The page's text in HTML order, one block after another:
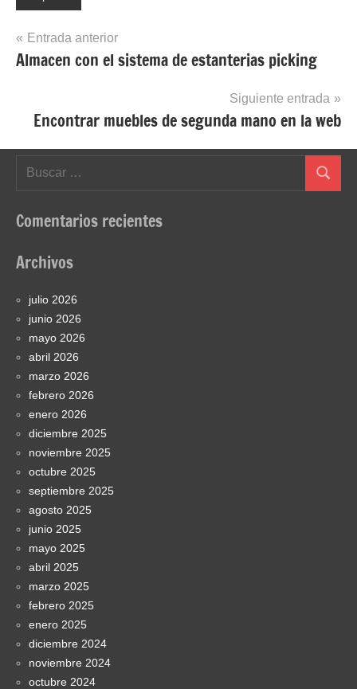
Navegación
de
Entrada anterior
Almacen con el sistema de estanterias picking
Siguiente entrada
Encontrar muebles de segunda mano en la web
Buscar
Comentarios recientes
Archivos
julio 2026
junio 2026
mayo 2026
abril 2026
marzo 2026
febrero 2026
enero 2026
diciembre 2025
noviembre 2025
octubre 2025
septiembre 2025
agosto 2025
junio 2025
mayo 2025
abril 2025
marzo 2025
febrero 2025
enero 2025
diciembre 2024
noviembre 2024
octubre 2024